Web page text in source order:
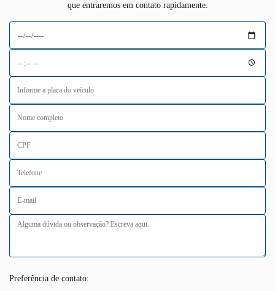
que entraremos em contato rapidamente.
Preferência de contato: